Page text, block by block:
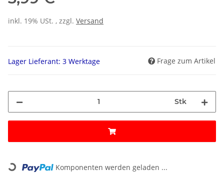
inkl. 19% USt. , zzgl. Versand
Lager Lieferant: 3 Werktage Frage zum Artikel
Stk
Loading... Komponenten werden geladen ...